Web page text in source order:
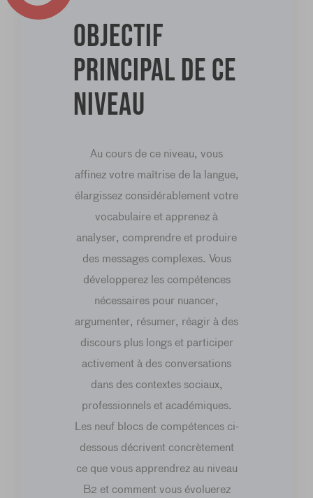
Objectif
principal de ce
niveau
Au cours de ce niveau, vous
affinez votre maîtrise de la langue,
élargissez considérablement votre
vocabulaire et apprenez à
analyser, comprendre et produire
des messages complexes. Vous
développerez les compétences
nécessaires pour nuancer,
argumenter, résumer, réagir à des
discours plus longs et participer
activement à des conversations
dans des contextes sociaux,
professionnels et académiques.
Les neuf blocs de compétences ci-
dessous décrivent concrètement
ce que vous apprendrez au niveau
B2 et comment vous évoluerez